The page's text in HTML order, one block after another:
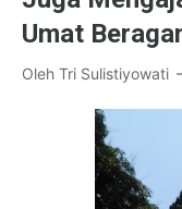
Umat
Oleh Tri Sulistiyowati